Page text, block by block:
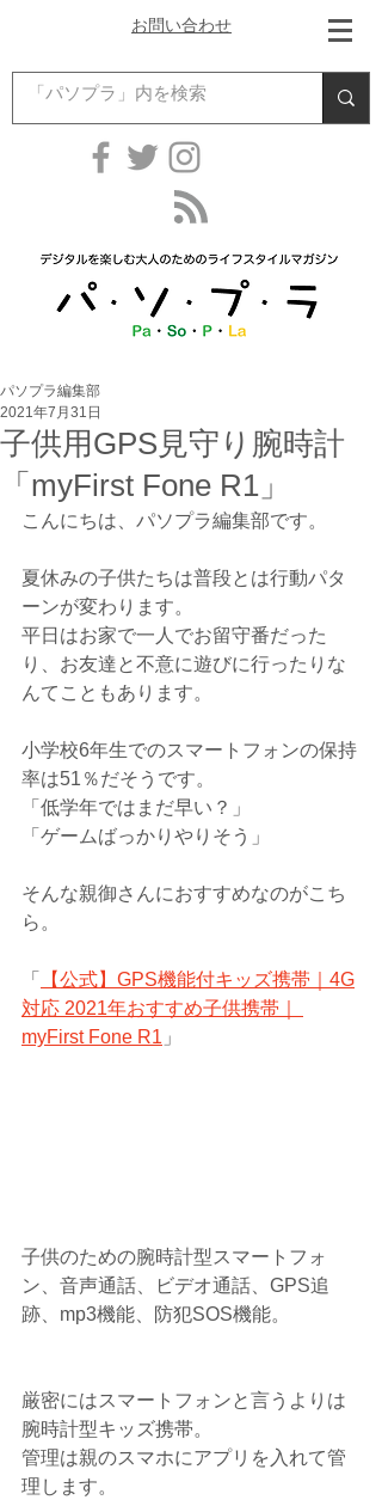
お問い合わせ
子供用GPS見守り腕時計
「myFirst Fone R1」
パソプラ編集部
2021年7月31日
こんにちは、パソプラ編集部です。
夏休みの子供たちは普段とは行動パタ
ーンが変わります。
平日はお家で一人でお留守番だった
り、お友達と不意に遊びに行ったりな
んてこともあります。
小学校6年生でのスマートフォンの保持
率は51％だそうです。
「低学年ではまだ早い？」
「ゲームばっかりやりそう」
そんな親御さんにおすすめなのがこち
ら。
「
【公式】GPS機能付キッズ携帯｜4G
対応 2021年おすすめ子供携帯｜
myFirst Fone R1 」
子供のための腕時計型スマートフォ
ン、音声通話、ビデオ通話、GPS追
跡、mp3機能、防犯SOS機能。
厳密にはスマートフォンと言うよりは
腕時計型キッズ携帯。
管理は親のスマホにアプリを入れて管
理します。